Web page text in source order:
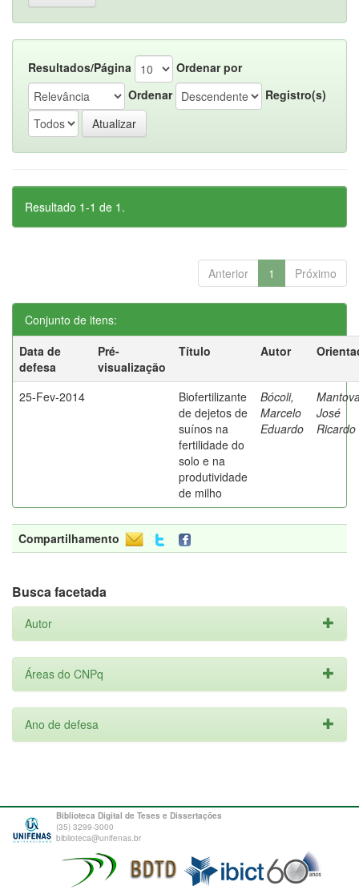
Resultados/Página
Ordenar por
Ordenar
Registro(s)
Resultado 1-1 de 1.
Anterior 1 Próximo
Conjunto de itens:
Data de
defesa
Pré-
visualização
Título Autor
25-Fev-2014
Biofertilizante
de dejetos de
suínos na
fertilidade do
solo e na
produtividade
de milho
Bócoli,
Marcelo
Eduardo
José
Ricardo
Compartilhamento
Busca facetada
Autor
Áreas do CNPq
Ano de defesa
Biblioteca Digital de Teses e Dissertações
(35) 3299-3000
biblioteca@unifenas.br